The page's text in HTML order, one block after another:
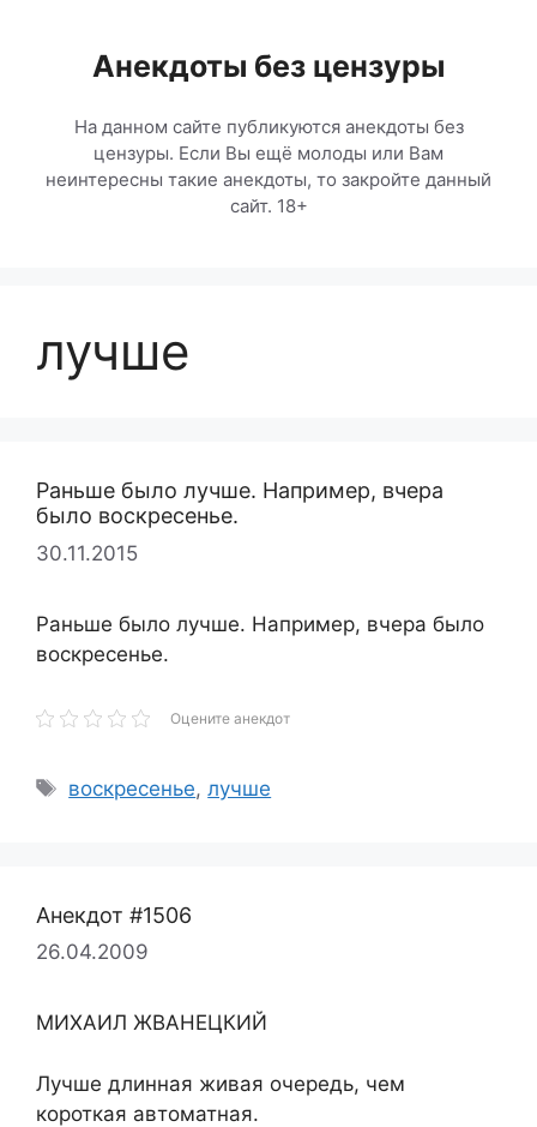
содержимомуАнекдоты без цензуры
На данном сайте публикуются анекдоты без
цензуры. Если Вы ещё молоды или Вам
неинтересны такие анекдоты, то закройте данный
сайт. 18+
лучше
Раньше было лучше. Например, вчера
было воскресенье.
30.11.2015
Раньше было лучше. Например, вчера было
воскресенье.
Оцените анекдот
Метки
воскресенье,лучше
Анекдот #1506
26.04.2009
МИХАИЛ ЖВАНЕЦКИЙ
Лучше длинная живая очеpедь, чем
коpоткая автоматная.